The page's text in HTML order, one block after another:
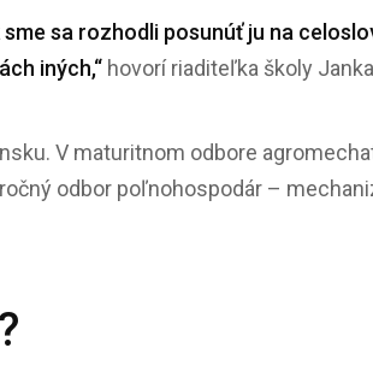
sa rozhodli posunúť ju na
iných,“ hovorí riaditeľka školy
V maturitnom odbore
odbor poľnohospodár –